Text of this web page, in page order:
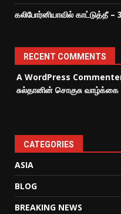
கலிபோர்னியாவில் காட்டுத்தீ
RECENT COMMENTS
A WordPress
சுல்தானின் சொகுசு வாழ்க்கை
CATEGORIES
ASIA
BLOG
BREAKING NEWS